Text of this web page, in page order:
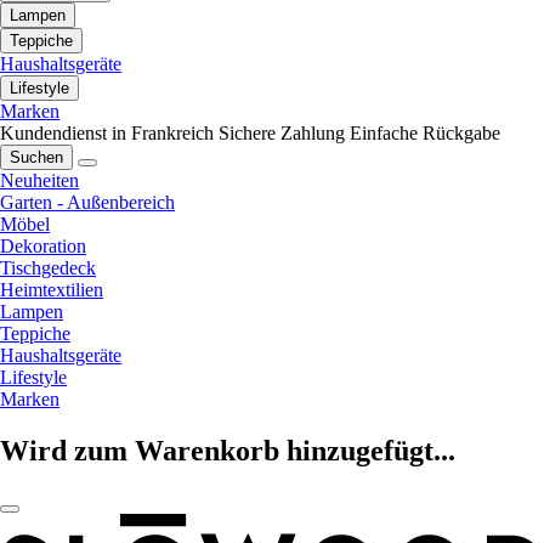
Lampen
Teppiche
Haushaltsgeräte
Lifestyle
Marken
Kundendienst in Frankreich Sichere Zahlung Einfache Rückgabe
Suchen
Neuheiten
Garten - Außenbereich
Möbel
Dekoration
Tischgedeck
Heimtextilien
Lampen
Teppiche
Haushaltsgeräte
Lifestyle
Marken
Wird zum Warenkorb hinzugefügt...